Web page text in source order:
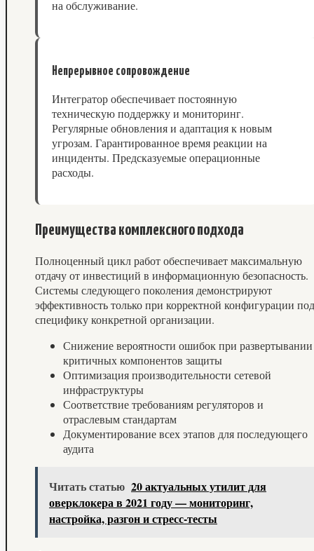
на обслуживание.
Непрерывное сопровождение
Интегратор обеспечивает постоянную
техническую поддержку и мониторинг.
Регулярные обновления и адаптация к новым
угрозам. Гарантированное время реакции на
инциденты. Предсказуемые операционные
расходы.
Преимущества комплексного подхода
Полноценный цикл работ обеспечивает максимальную
отдачу от инвестиций в информационную безопасность.
Системы следующего поколения демонстрируют
эффективность только при корректной конфигурации под
специфику конкретной организации.
Снижение вероятности ошибок при развертывании
критичных компонентов защиты
Оптимизация производительности сетевой
инфраструктуры
Соответствие требованиям регуляторов и
отраслевым стандартам
Документирование всех этапов для последующего
аудита
Читать статью 20 актуальных утилит для
оверклокера в 2021 году — мониторинг,
настройка, разгон и стресс-тесты